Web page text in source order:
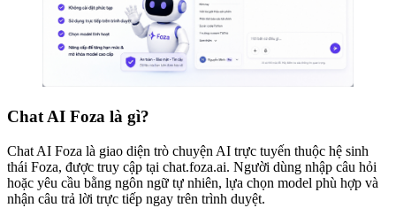
Chat AI Foza là gì?
Chat AI Foza là giao diện trò chuyện AI trực tuyến thuộc hệ sinh
thái Foza, được truy cập tại chat.foza.ai. Người dùng nhập câu hỏi
hoặc yêu cầu bằng ngôn ngữ tự nhiên, lựa chọn model phù hợp và
nhận câu trả lời trực tiếp ngay trên trình duyệt.